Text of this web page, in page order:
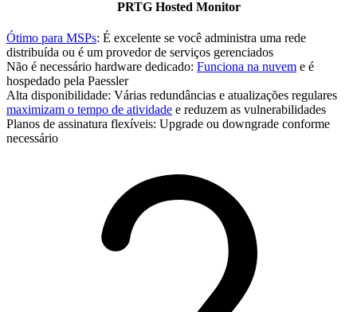
PRTG Hosted Monitor
Ótimo para MSPs: É excelente se você administra uma rede
distribuída ou é um provedor de serviços gerenciados
Não é necessário hardware dedicado: Funciona na nuvem e é
hospedado pela Paessler
Alta disponibilidade: Várias redundâncias e atualizações regulares
maximizam o tempo de atividade e reduzem as vulnerabilidades
Planos de assinatura flexíveis: Upgrade ou downgrade conforme
necessário